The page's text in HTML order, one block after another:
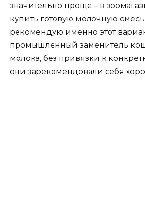
значительно проще – в
купить готовую молочную смесь
рекомендую именно этот
промышленный заменитель
молока, без привязки к
они зарекомендовали себя